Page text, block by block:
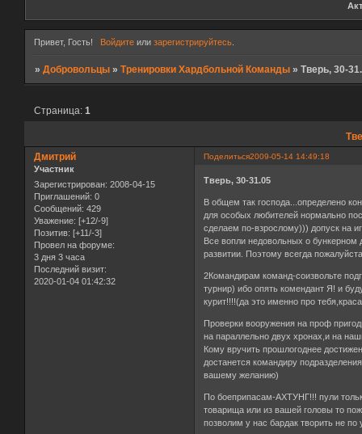
Привет, Гость! Войдитеили зарегистрируйтесь.
»Добровольцы »Тренировки Хардбольной Команды »Тверь, 30-
Страница:1
Поделиться2009-05-14 14:49:18
Дмитрий
Участник
Зарегистрирован: 2008-04-15
Приглашений: 0
Сообщений: 429
Уважение: [+12/-9]
Позитив: [+11/-3]
Провел на форуме:
3 дня 3 часа
Последний визит:
2020-01-04 01:42:32
Тверь, 30-31.05
В общем так господа...определено
для особых любителей нормально
сделаем по-взрослому))) допуск на
Все вопли недовольных о бункерном
развитии. Поэтому всегда
2Командирам команд-соизвольте
турнир) ибо опять комендант Я! и
курит!!!!(да это именно про
Проверки вооружения на проф
на параллельно двух хронах,и на
Кому вручить прошлогоднее
достанется командиру
вашему желанию)
По боеприпасам-АХТУНГ!!! пули
товарища или из вашей головы то
позволим у нас бардак творить не